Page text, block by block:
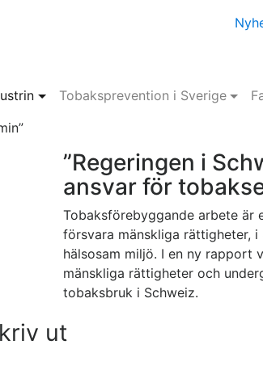
Tobaksprevention i Sverige
”Regeringen i
ansvar för
Tobaksförebyggande arbete är
försvara mänskliga rättigheter,
hälsosam miljö. I en ny rapport
mänskliga rättigheter och
tobaksbruk i Schweiz.
ut